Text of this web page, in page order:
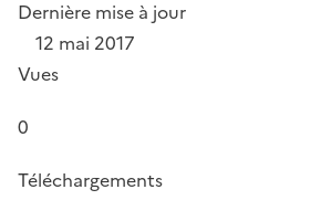
Dernière mise à jour
12 mai 2017
Vues
0
Téléchargements